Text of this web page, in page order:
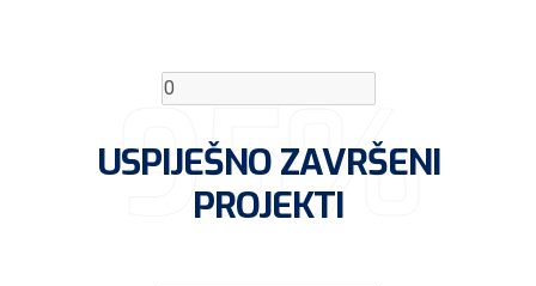
95%
USPIJEŠNO ZAVRŠENI
PROJEKTI